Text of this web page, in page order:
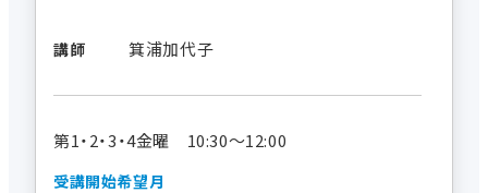
講師 箕浦加代子
第1・2・3・4金曜 10:30～12:00
受講開始希望月